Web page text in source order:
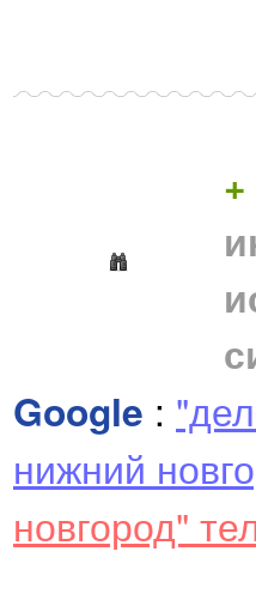
Google :
нижний
новгород"